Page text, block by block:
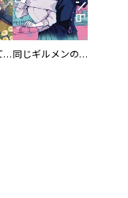
奴隷を調教してハーレム作る 同じギルメンの声が好き